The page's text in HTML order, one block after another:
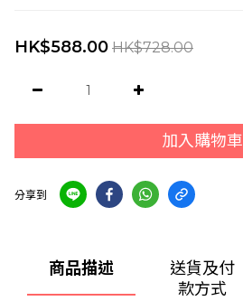
HK$588.00 HK$728.00
加入購物車
分享到
商品描述
送貨及付
款方式